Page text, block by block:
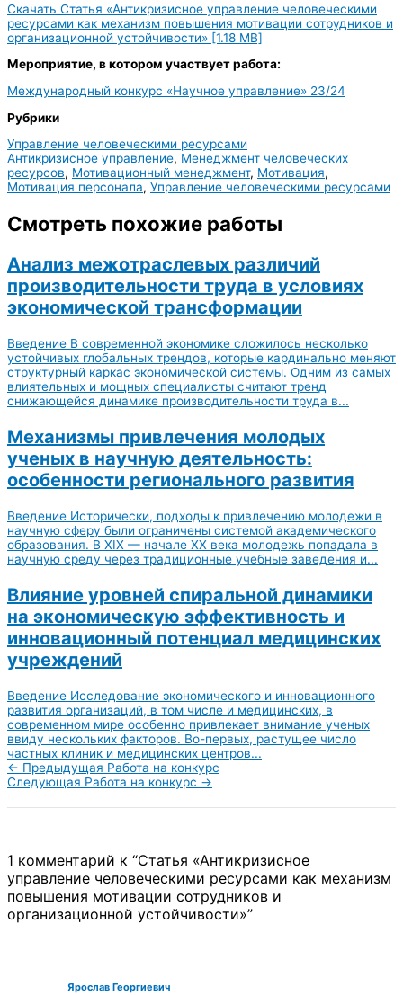
Скачать Статья «Антикризисное управление человеческими
ресурсами как механизм повышения мотивации сотрудников и
организационной устойчивости» [1.18 MB]
Мероприятие, в котором участвует работа:
Международный конкурс «Научное управление» 23/24
Рубрики
Управление человеческими ресурсами
Антикризисное управление, Менеджмент человеческих
ресурсов, Мотивационный менеджмент, Мотивация,
Мотивация персонала, Управление человеческими ресурсами
Смотреть похожие работы
Анализ межотраслевых различий
производительности труда в условиях
экономической трансформации
Введение В современной экономике сложилось несколько
устойчивых глобальных трендов, которые кардинально меняют
структурный каркас экономической системы. Одним из самых
влиятельных и мощных специалисты считают тренд
снижающейся динамике производительности труда в...
Механизмы привлечения молодых
ученых в научную деятельность:
особенности регионального развития
Введение Исторически, подходы к привлечению молодежи в
научную сферу были ограничены системой академического
образования. В XIX — начале XX века молодежь попадала в
научную среду через традиционные учебные заведения и...
Влияние уровней спиральной динамики
на экономическую эффективность и
инновационный потенциал медицинских
учреждений
Введение Исследование экономического и инновационного
развития организаций, в том числе и медицинских, в
современном мире особенно привлекает внимание ученых
ввиду нескольких факторов. Во-первых, растущее число
частных клиник и медицинских центров...
← Предыдущая Работа на конкурс
Следующая Работа на конкурс →
1 комментарий к “Статья «Антикризисное
управление человеческими ресурсами как механизм
повышения мотивации сотрудников и
организационной устойчивости»”
Ярослав Георгиевич